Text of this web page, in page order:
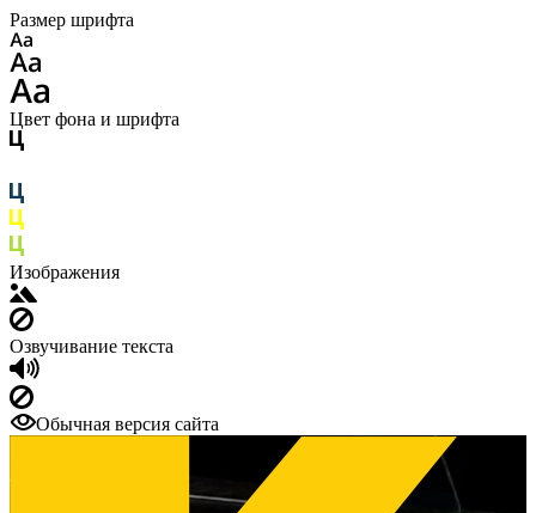
Размер шрифта
Цвет фона и шрифта
Изображения
Озвучивание текста
Обычная версия сайта